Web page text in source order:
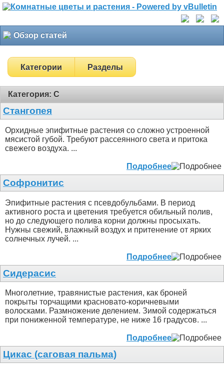
Обзор статей
Категории Разделы
Категория: С
Стангопея
Орхидные эпифитные растения со сложно устроенной
мясистой губой. Требуют рассеянного света и притока
свежего воздуха. ...
Подробнее
Софронитис
Эпифитные растения с псевдобульбами. В период
активного роста и цветения требуется обильный полив,
но до следующего полива корни должны просыхать.
Нужны свежий, влажный воздух и притенение от ярких
солнечных лучей. ...
Подробнее
Сидерасис
Многолетние, травянистые растения, как броней
покрыты торчащими красновато-коричневыми
волосками. Размножение делением. Зимой содержаться
при пониженной температуре, не ниже 16 градусов. ...
Подробнее
Цикас (саговая пальма)